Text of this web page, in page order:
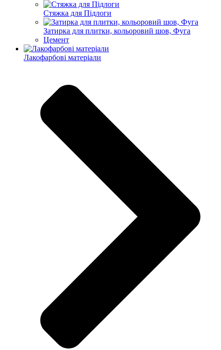
Стяжка для Підлоги
Затирка для плитки, кольоровий шов, Фуга
Цемент
Лакофарбові матеріали